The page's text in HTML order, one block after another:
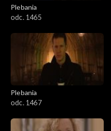
Plebania
odc. 1465
Plebania
odc. 1467